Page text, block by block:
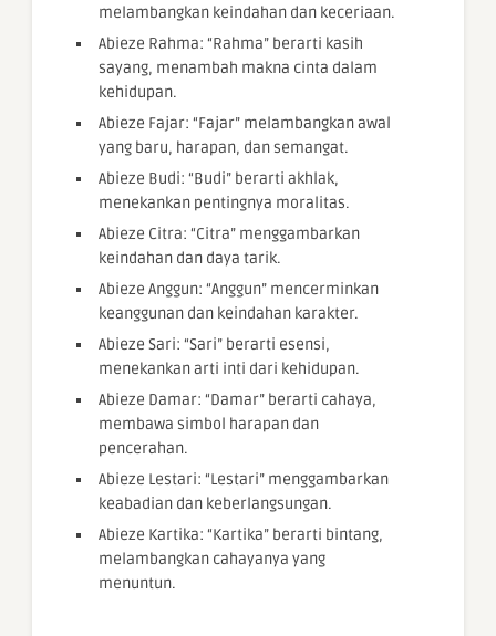
melambangkan keindahan dan keceriaan.
Abieze Rahma: “Rahma” berarti kasih
sayang, menambah makna cinta dalam
kehidupan.
Abieze Fajar: “Fajar” melambangkan awal
yang baru, harapan, dan semangat.
Abieze Budi: “Budi” berarti akhlak,
menekankan pentingnya moralitas.
Abieze Citra: “Citra” menggambarkan
keindahan dan daya tarik.
Abieze Anggun: “Anggun” mencerminkan
keanggunan dan keindahan karakter.
Abieze Sari: “Sari” berarti esensi,
menekankan arti inti dari kehidupan.
Abieze Damar: “Damar” berarti cahaya,
membawa simbol harapan dan
pencerahan.
Abieze Lestari: “Lestari” menggambarkan
keabadian dan keberlangsungan.
Abieze Kartika: “Kartika” berarti bintang,
melambangkan cahayanya yang
menuntun.